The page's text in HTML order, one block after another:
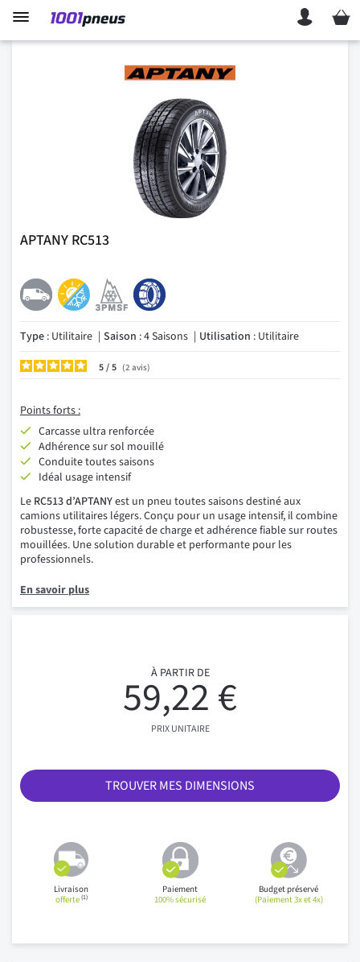
Mon
APTANY RC513
Type : Utilitaire Saison : 4 Saisons Utilisation : Utilitaire
5/ 2 avis
Points forts :
Carcasse ultra renforcée
Adhérence sur sol mouillé
Conduite toutes saisons
Idéal usage intensif
Le RC513 d’APTANYest un pneu toutes saisons destiné aux
camions utilitaires légers. Conçu pour un usage intensif, il combine
robustesse, forte capacité de charge et adhérence fiable sur routes
mouillées. Une solution durable et performante pour les
professionnels.
En savoir plus
À PARTIR DE
59,22 €
PRIX UNITAIRE
TROUVER MES DIMENSIONS
Livraison
offerte(1)
Paiement
100% sécurisé
Budget préservé
(Paiement 3x et 4x)